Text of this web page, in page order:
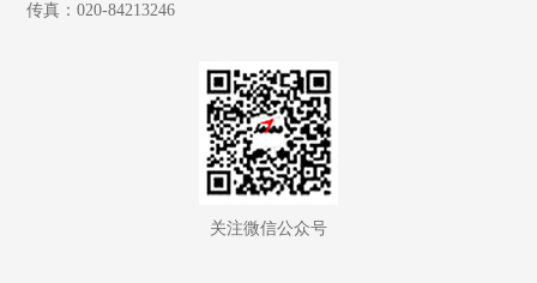
传真：020-84213246
关注微信公众号